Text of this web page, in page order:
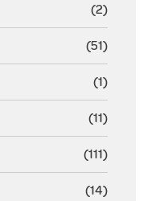
(2)
(51)
(1)
(11)
(111)
(14)